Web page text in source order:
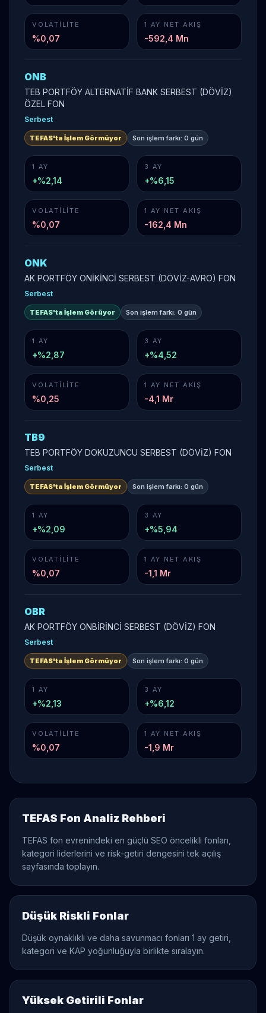
VOLATILITE
%0,07
1 AY NET AKIŞ
-592,4 Mn
ONB
TEB PORTFÖY ALTERNATİF BANK SERBEST (DÖVİZ)
ÖZEL FON
Serbest
TEFAS'ta İşlem Görmüyor Son işlem farkı: 0 gün
1 AY
+%2,14
3 AY
+%6,15
VOLATILITE
%0,07
1 AY NET AKIŞ
-162,4 Mn
ONK
AK PORTFÖY ONİKİNCİ SERBEST (DÖVİZ-AVRO) FON
Serbest
TEFAS'ta İşlem Görüyor Son işlem farkı: 0 gün
1 AY
+%2,87
3 AY
+%4,52
VOLATILITE
%0,25
1 AY NET AKIŞ
-4,1 Mr
TB9
TEB PORTFÖY DOKUZUNCU SERBEST (DÖVİZ) FON
Serbest
TEFAS'ta İşlem Görmüyor Son işlem farkı: 0 gün
1 AY
+%2,09
3 AY
+%5,94
VOLATILITE
%0,07
1 AY NET AKIŞ
-1,1 Mr
OBR
AK PORTFÖY ONBİRİNCİ SERBEST (DÖVİZ) FON
Serbest
TEFAS'ta İşlem Görmüyor Son işlem farkı: 0 gün
1 AY
+%2,13
3 AY
+%6,12
VOLATILITE
%0,07
1 AY NET AKIŞ
-1,9 Mr
TEFAS Fon Analiz Rehberi
TEFAS fon evrenindeki en güçlü SEO öncelikli fonları,
kategori liderlerini ve risk-getiri dengesini tek açılış
sayfasında toplayın.
Düşük Riskli Fonlar
Düşük oynaklıklı ve daha savunmacı fonları 1 ay getiri,
kategori ve KAP yoğunluğuyla birlikte sıralayın.
Yüksek Getirili Fonlar